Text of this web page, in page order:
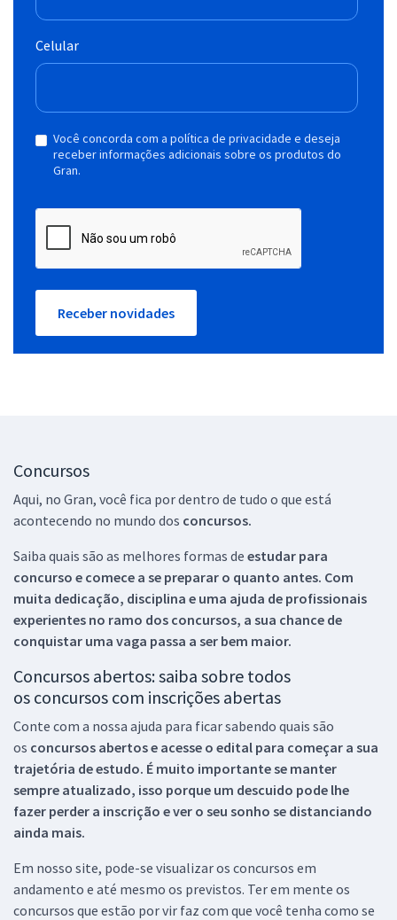
Celular
Você concorda com a política de privacidade e deseja
receber informações adicionais sobre os produtos do
Gran.
Receber novidades
Concursos
Aqui, no Gran, você fica por dentro de tudo o que está
acontecendo no mundo dos concursos.
Saiba quais são as melhores formas de estudar para
concurso e comece a se preparar o quanto antes. Com
muita dedicação, disciplina e uma ajuda de profissionais
experientes no ramo dos concursos, a sua chance de
conquistar uma vaga passa a ser bem maior.
Concursos abertos: saiba sobre todos
os concursos com inscrições abertas
Conte com a nossa ajuda para ficar sabendo quais são
os concursos abertos e acesse o edital para começar a sua
trajetória de estudo. É muito importante se manter
sempre atualizado, isso porque um descuido pode lhe
fazer perder a inscrição e ver o seu sonho se distanciando
ainda mais.
Em nosso site, pode-se visualizar os concursos em
andamento e até mesmo os previstos. Ter em mente os
concursos que estão por vir faz com que você tenha como se